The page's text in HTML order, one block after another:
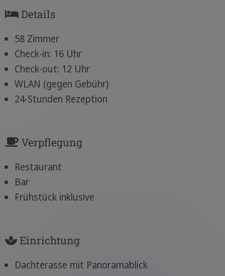
Details
58 Zimmer
Check-in: 16 Uhr
Check-out: 12 Uhr
WLAN (gegen Gebühr)
24-Stunden Rezeption
Verpflegung
Restaurant
Bar
Frühstück inklusive
Einrichtung
Dachterasse mit Panoramablick